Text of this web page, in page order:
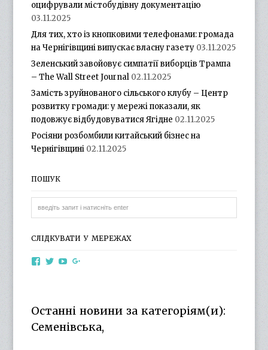
оцифрували містобудівну документацію
03.11.2025
Для тих, хто із кнопковими телефонами: громада
на Чернігівщині випускає власну газету 03.11.2025
Зеленський завойовує симпатії виборців Трампа
– The Wall Street Journal 02.11.2025
Замість зруйнованого сільського клубу – Центр
розвитку громади: у мережі показали, як
подовжує відбудовуватися Ягідне 02.11.2025
Росіяни розбомбили китайський бізнес на
Чернігівщині 02.11.2025
ПОШУК
СЛІДКУВАТИ У МЕРЕЖАХ
ViewViewView
YouTube
Останні новини за категоріям(и):
Семенівська,